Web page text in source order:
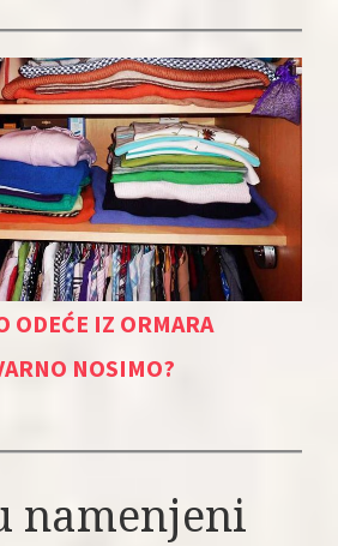
ODEĆE IZ ORMARA
NOSIMO?
namenjeni